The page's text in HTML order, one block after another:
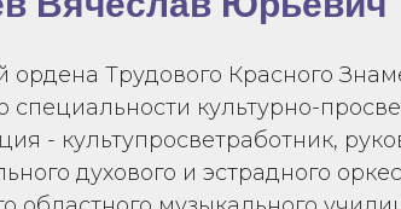
ордена Трудового Красного
специальности культурно-
- культупросветработник,
духового и эстрадного